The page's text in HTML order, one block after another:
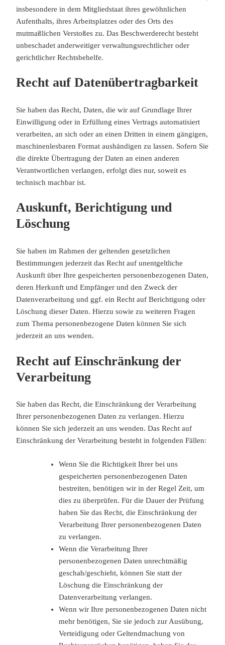
insbesondere in dem Mitgliedstaat ihres gewöhnlichen
Aufenthalts, ihres Arbeitsplatzes oder des Orts des
mutmaßlichen Verstoßes zu. Das Beschwerderecht besteht
unbeschadet anderweitiger verwaltungsrechtlicher oder
gerichtlicher Rechtsbehelfe.
Recht auf Daten­übertrag­barkeit
Sie haben das Recht, Daten, die wir auf Grundlage Ihrer
Einwilligung oder in Erfüllung eines Vertrags automatisiert
verarbeiten, an sich oder an einen Dritten in einem gängigen,
maschinenlesbaren Format aushändigen zu lassen. Sofern Sie
die direkte Übertragung der Daten an einen anderen
Verantwortlichen verlangen, erfolgt dies nur, soweit es
technisch machbar ist.
Auskunft, Berichtigung und
Löschung
Sie haben im Rahmen der geltenden gesetzlichen
Bestimmungen jederzeit das Recht auf unentgeltliche
Auskunft über Ihre gespeicherten personenbezogenen Daten,
deren Herkunft und Empfänger und den Zweck der
Datenverarbeitung und ggf. ein Recht auf Berichtigung oder
Löschung dieser Daten. Hierzu sowie zu weiteren Fragen
zum Thema personenbezogene Daten können Sie sich
jederzeit an uns wenden.
Recht auf Einschränkung der
Verarbeitung
Sie haben das Recht, die Einschränkung der Verarbeitung
Ihrer personenbezogenen Daten zu verlangen. Hierzu
können Sie sich jederzeit an uns wenden. Das Recht auf
Einschränkung der Verarbeitung besteht in folgenden Fällen:
Wenn Sie die Richtigkeit Ihrer bei uns
gespeicherten personenbezogenen Daten
bestreiten, benötigen wir in der Regel Zeit, um
dies zu überprüfen. Für die Dauer der Prüfung
haben Sie das Recht, die Einschränkung der
Verarbeitung Ihrer personenbezogenen Daten
zu verlangen.
Wenn die Verarbeitung Ihrer
personenbezogenen Daten unrechtmäßig
geschah/geschieht, können Sie statt der
Löschung die Einschränkung der
Datenverarbeitung verlangen.
Wenn wir Ihre personenbezogenen Daten nicht
mehr benötigen, Sie sie jedoch zur Ausübung,
Verteidigung oder Geltendmachung von